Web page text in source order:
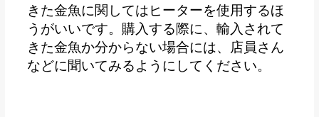
きた金魚に関してはヒーターを使用するほ
うがいいです。購入する際に、輸入されて
きた金魚か分からない場合には、店員さん
などに聞いてみるようにしてください。